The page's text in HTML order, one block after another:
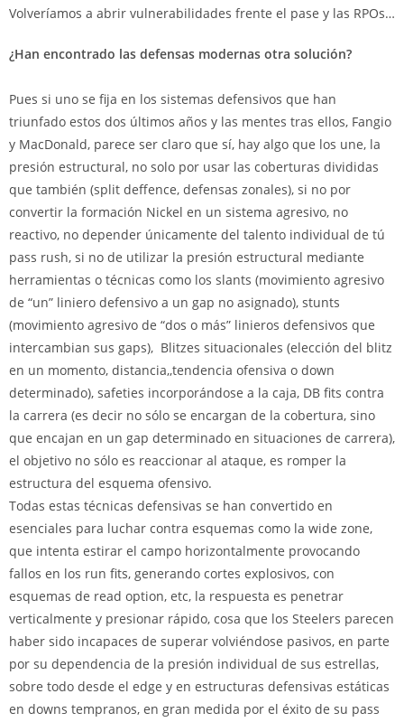
Volveríamos a abrir vulnerabilidades frente el pase y las RPOs…
¿Han encontrado las defensas modernas otra solución?
Pues si uno se fija en los sistemas defensivos que han
triunfado estos dos últimos años y las mentes tras ellos, Fangio
y MacDonald, parece ser claro que sí, hay algo que los une, la
presión estructural, no solo por usar las coberturas divididas
que también (split deffence, defensas zonales), si no por
convertir la formación Nickel en un sistema agresivo, no
reactivo, no depender únicamente del talento individual de tú
pass rush, si no de utilizar la presión estructural mediante
herramientas o técnicas como los slants (movimiento agresivo
de “un” liniero defensivo a un gap no asignado), stunts
(movimiento agresivo de “dos o más” linieros defensivos que
intercambian sus gaps), Blitzes situacionales (elección del blitz
en un momento, distancia,,tendencia ofensiva o down
determinado), safeties incorporándose a la caja, DB fits contra
la carrera (es decir no sólo se encargan de la cobertura, sino
que encajan en un gap determinado en situaciones de carrera),
el objetivo no sólo es reaccionar al ataque, es romper la
estructura del esquema ofensivo.
Todas estas técnicas defensivas se han convertido en
esenciales para luchar contra esquemas como la wide zone,
que intenta estirar el campo horizontalmente provocando
fallos en los run fits, generando cortes explosivos, con
esquemas de read option, etc, la respuesta es penetrar
verticalmente y presionar rápido, cosa que los Steelers parecen
haber sido incapaces de superar volviéndose pasivos, en parte
por su dependencia de la presión individual de sus estrellas,
sobre todo desde el edge y en estructuras defensivas estáticas
en downs tempranos, en gran medida por el éxito de su pass